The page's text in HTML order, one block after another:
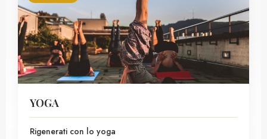
YOGA
Rigenerati con lo yoga